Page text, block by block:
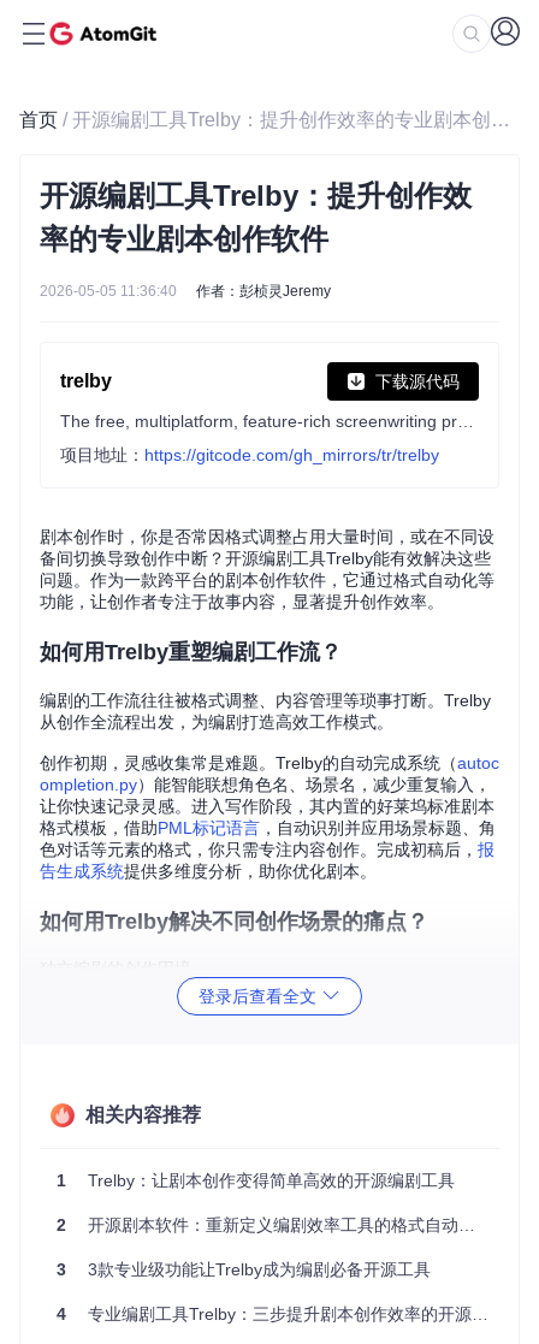
首页 / 开源编剧工具Trelby：提升创作效率的专业剧本创作软件
开源编剧工具Trelby：提升创作效
率的专业剧本创作软件
2026-05-05 11:36:40 作者：彭桢灵Jeremy
trelby 下载源代码
项目地址： https://gitcode.com/gh_mirrors/tr/trelby
剧本创作时，你是否常因格式调整占用大量时间，或在不同设
备间切换导致创作中断？开源编剧工具Trelby能有效解决这些
问题。作为一款跨平台的剧本创作软件，它通过格式自动化等
功能，让创作者专注于故事内容，显著提升创作效率。
如何用Trelby重塑编剧工作流？
编剧的工作流往往被格式调整、内容管理等琐事打断。Trelby
从创作全流程出发，为编剧打造高效工作模式。
创作初期，灵感收集常是难题。Trelby的自动完成系统（autoc
ompletion.py）能智能联想角色名、场景名，减少重复输入，
让你快速记录灵感。进入写作阶段，其内置的好莱坞标准剧本
格式模板，借助PML标记语言 ，自动识别并应用场景标题、角
色对话等元素的格式，你只需专注内容创作。完成初稿后， 报
告生成系统提供多维度分析，助你优化剧本。
如何用Trelby解决不同创作场景的痛点？
独立编剧的创作困境
独立编剧王颖曾为剧本格式烦恼，用普通文档写作，格式调整
影视团队常因文件兼容问题影响进度。Trelby基于Python 3的
系统正常打开，团队协作效率提升40%。
创作场
传统方式 Trelby方式
效率提
独立创
格式调整耗时
登录后查看全文
相关内容推荐
1 Trelby：让剧本创作变得简单高效的开源编剧工具
2 开源剧本软件：重新定义编剧效率工具的格式自动化革命
3 3款专业级功能让Trelby成为编剧必备开源工具
4 专业编剧工具Trelby：三步提升剧本创作效率的开源解决方案